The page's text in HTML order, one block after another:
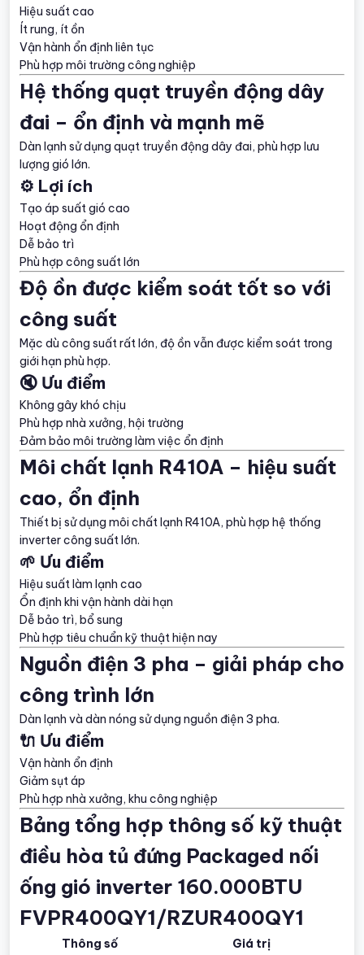
Hiệu suất cao
Ít rung, ít ồn
Vận hành ổn định liên tục
Phù hợp môi trường công nghiệp
Hệ thống quạt truyền động dây
đai – ổn định và mạnh mẽ
Dàn lạnh sử dụng quạt truyền động dây đai, phù hợp lưu
lượng gió lớn.
⚙️ Lợi ích
Tạo áp suất gió cao
Hoạt động ổn định
Dễ bảo trì
Phù hợp công suất lớn
Độ ồn được kiểm soát tốt so với
công suất
Mặc dù công suất rất lớn, độ ồn vẫn được kiểm soát trong
giới hạn phù hợp.
🔇 Ưu điểm
Không gây khó chịu
Phù hợp nhà xưởng, hội trường
Đảm bảo môi trường làm việc ổn định
Môi chất lạnh R410A – hiệu suất
cao, ổn định
Thiết bị sử dụng môi chất lạnh R410A, phù hợp hệ thống
inverter công suất lớn.
🌱 Ưu điểm
Hiệu suất làm lạnh cao
Ổn định khi vận hành dài hạn
Dễ bảo trì, bổ sung
Phù hợp tiêu chuẩn kỹ thuật hiện nay
Nguồn điện 3 pha – giải pháp cho
công trình lớn
Dàn lạnh và dàn nóng sử dụng nguồn điện 3 pha.
🔌 Ưu điểm
Vận hành ổn định
Giảm sụt áp
Phù hợp nhà xưởng, khu công nghiệp
Bảng tổng hợp thông số kỹ thuật
điều hòa tủ đứng Packaged nối
ống gió inverter 160.000BTU
FVPR400QY1/RZUR400QY1
Thông số
Giá trị